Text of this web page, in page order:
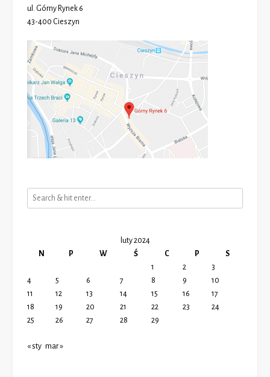
ul. Górny Rynek 6
43-400 Cieszyn
luty 2024
N
P W Ś C P
S
1
2
3
4
5 6 7 8 9
10
11
12 13 14 15 16
17
18
19 20 21 22 23
24
25
26 27 28 29
« sty mar »